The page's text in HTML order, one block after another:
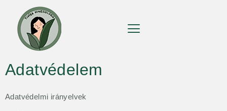
Adatvédelem
Adatvédelmi irányelvek